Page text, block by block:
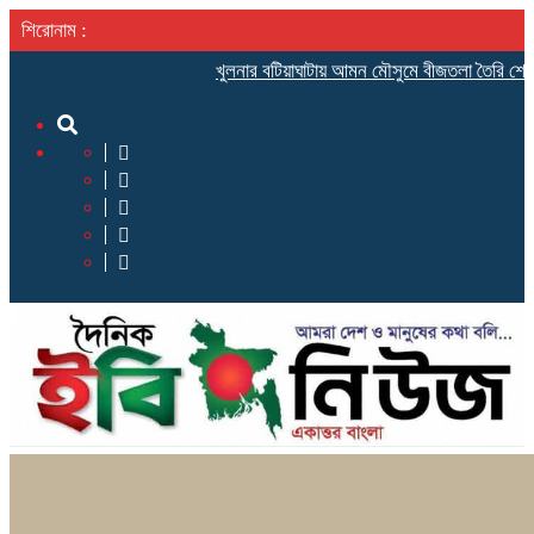
শিরোনাম :
খুলনার বটিয়াঘাটায় আমন মৌসুমে বীজতলা তৈরি শেষ করে